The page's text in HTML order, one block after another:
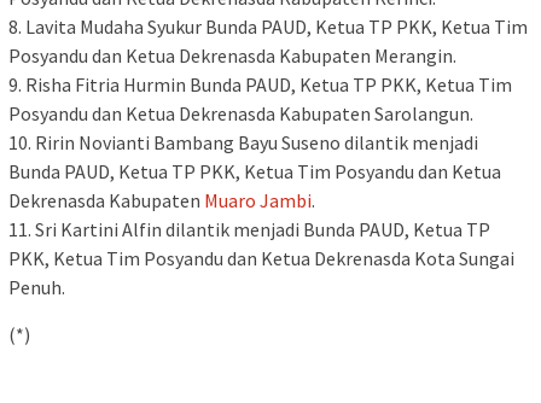
8. Lavita Mudaha Syukur Bunda PAUD, Ketua TP PKK, Ketua Tim
Posyandu dan Ketua Dekrenasda Kabupaten Merangin.
9. Risha Fitria Hurmin Bunda PAUD, Ketua TP PKK, Ketua Tim
Posyandu dan Ketua Dekrenasda Kabupaten Sarolangun.
10. Ririn Novianti Bambang Bayu Suseno dilantik menjadi
Bunda PAUD, Ketua TP PKK, Ketua Tim Posyandu dan Ketua
Dekrenasda Kabupaten Muaro Jambi.
11. Sri Kartini Alfin dilantik menjadi Bunda PAUD, Ketua TP
PKK, Ketua Tim Posyandu dan Ketua Dekrenasda Kota Sungai
Penuh.
(*)